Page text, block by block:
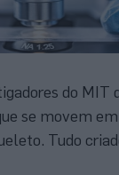
do MIT
se movem
Tudo